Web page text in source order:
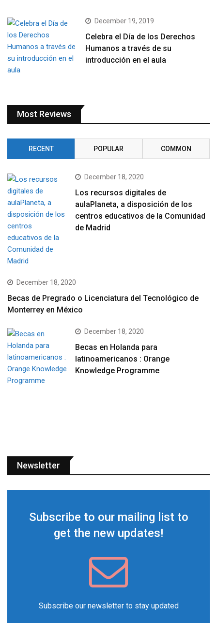
December 19, 2019
Celebra el Día de los Derechos
Humanos a través de su
introducción en el aula
Most Reviews
RECENT POPULAR COMMON
December 18, 2020
Los recursos digitales de
aulaPlaneta, a disposición de los
centros educativos de la Comunidad
de Madrid
December 18, 2020
Becas de Pregrado o Licenciatura del Tecnológico de
Monterrey en México
December 18, 2020
Becas en Holanda para
latinoamericanos : Orange
Knowledge Programme
Newsletter
Subscribe to our mailing list to
get the new updates!
Subscribe our newsletter to stay updated